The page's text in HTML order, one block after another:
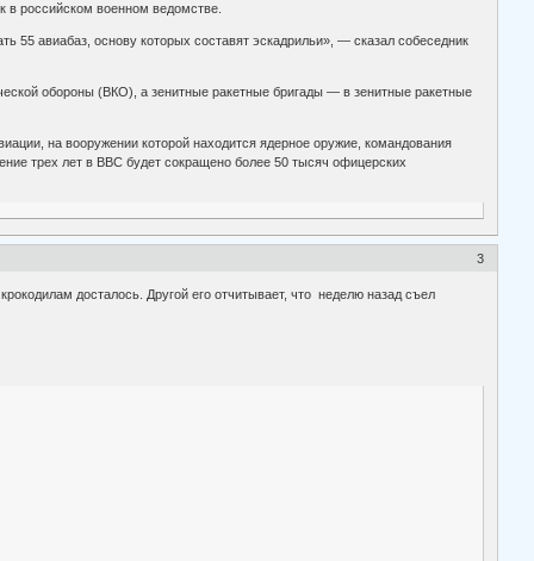
в российском военном ведомстве.
55 авиабаз, основу которых составят эскадрильи», — сказал собеседник
обороны (ВКО), а зенитные ракетные бригады — в зенитные ракетные
на вооружении которой находится ядерное оружие, командования
трех лет в ВВС будет сокращено более 50 тысяч офицерских
3
досталось. Другой его отчитывает, что неделю назад съел